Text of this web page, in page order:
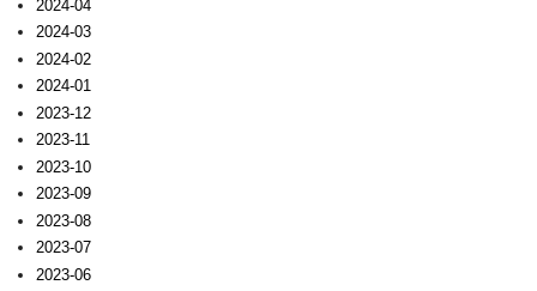
2024-04
2024-03
2024-02
2024-01
2023-12
2023-11
2023-10
2023-09
2023-08
2023-07
2023-06